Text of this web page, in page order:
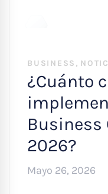
BUSINESS ,
¿Cuánto
Business
2026?
Mayo 26, 2026